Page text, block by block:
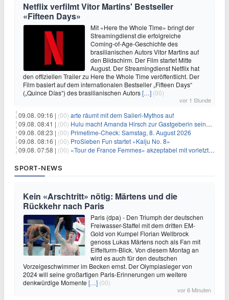
Netflix verfilmt Vitor Martins' Bestseller
«Fifteen Days»
Mit «Here the Whole Time» bringt der
Streamingdienst die erfolgreiche
Coming-of-Age-Geschichte des
brasilianischen Autors Vitor Martins auf
den Bildschirm. Der Film startet Mitte
August. Der Streamingdienst Netflix hat
den offiziellen Trailer zu Here the Whole Time veröffentlicht. Der
Film basiert auf dem internationalen Bestseller „Fifteen Days“
(„Quince Días“) des brasilianischen Autors[…] (00)
vor 1 Stunde
09.08. 09:16 | (00) arte räumt mit dem Salieri-Mythos auf
09.08. 08:41 | (00) Hulu macht Amanda Hirsch zur Gastgeberin seines Reality-Podcasts
09.08. 08:23 | (00) Primetime-Check: Samstag, 8. August 2026
09.08. 08:16 | (00) ProSieben Fun startet «Kaiju No. 8»
09.08. 07:58 | (00) «Tour de France Femmes» akzeptabel mit vorletzter Etappe
SPORT-NEWS
Kein «Arschtritt» nötig: Märtens und die
Rückkehr nach Paris
Paris (dpa) - Den Triumph der deutschen
Freiwasser-Staffel mit dem dritten EM-
Gold von Kumpel Florian Wellbrock
genoss Lukas Märtens noch als Fan mit
Eiffelturm-Blick. Von diesem Montag an
wird es auch für den deutschen
Vorzeigeschwimmer im Becken ernst. Der Olympiasieger von
2024 will seine großartigen Paris-Erinnerungen um weitere
denkwürdige Momente […] (00)
vor 6 Minuten